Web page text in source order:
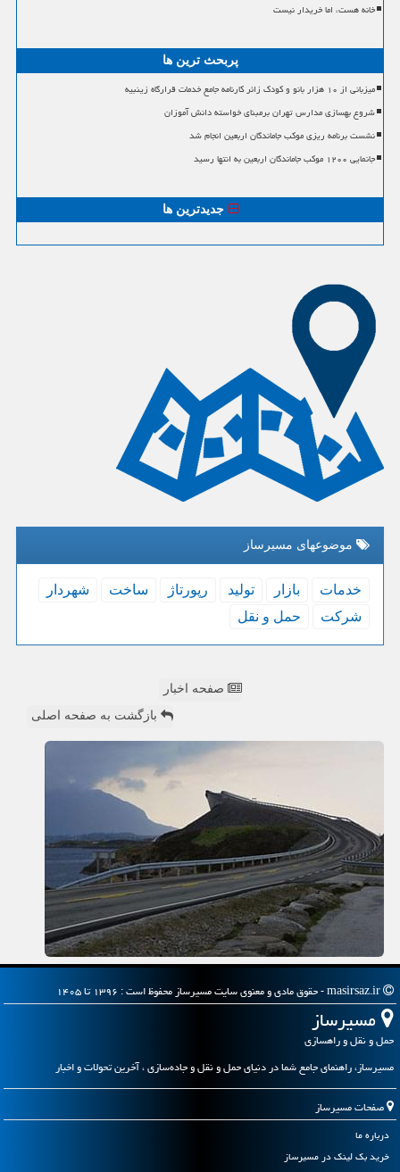
خانه هست، اما خریدار نیست
پربحث ترین ها
میزبانی از ۱۰ هزار بانو و کودک زائر کارنامه جامع خدمات قرارگاه زینبیه
شروع بهسازی مدارس تهران برمبنای خواسته دانش آموزان
نشست برنامه ریزی موکب جاماندگان اربعین انجام شد
جانمایی ۱۲۰۰ موکب جاماندگان اربعین به انتها رسید
جدیدترین ها
موضوعهای مسیرساز
خدمات بازار تولید رپورتاژ ساخت
شهردار
شركت
حمل و نقل
صفحه اخبار
بازگشت به صفحه اصلی
مسیرساز
حمل و نقل و راهسازی
مسیرساز، راهنمای جامع شما در دنیای حمل و نقل و جاده‌سازی ، آخرین تحولات و اخبار
صفحات مسیرساز
درباره ما
خرید بک لینک در مسیرساز